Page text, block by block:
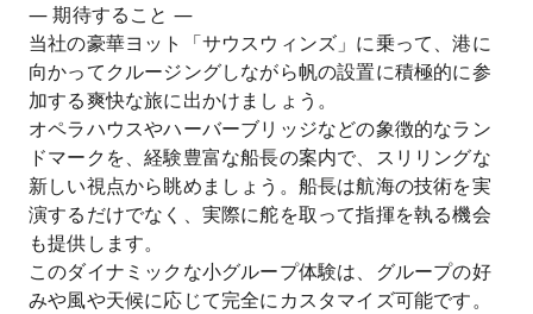
— 期待すること —
当社の豪華ヨット「サウスウィンズ」に乗って、港に
向かってクルージングしながら帆の設置に積極的に参
加する爽快な旅に出かけましょう。
オペラハウスやハーバーブリッジなどの象徴的なラン
ドマークを、経験豊富な船長の案内で、スリリングな
新しい視点から眺めましょう。船長は航海の技術を実
演するだけでなく、実際に舵を取って指揮を執る機会
も提供します。
このダイナミックな小グループ体験は、グループの好
みや風や天候に応じて完全にカスタマイズ可能です。